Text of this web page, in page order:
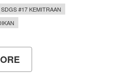
SDGS #17 KEMITRAAN
WORKSHOP